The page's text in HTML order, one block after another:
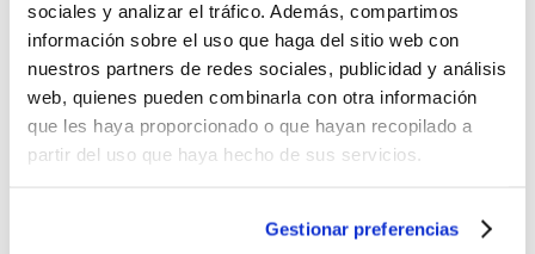
sociales y analizar el tráfico. Además, compartimos
información sobre el uso que haga del sitio web con
nuestros partners de redes sociales, publicidad y análisis
web, quienes pueden combinarla con otra información
que les haya proporcionado o que hayan recopilado a
partir del uso que haya hecho de sus servicios.
Gestionar preferencias
FARMACIA MARIÑO PALACIOS, FELIPE
C. MATEO SEOANE SOBRAL, 32